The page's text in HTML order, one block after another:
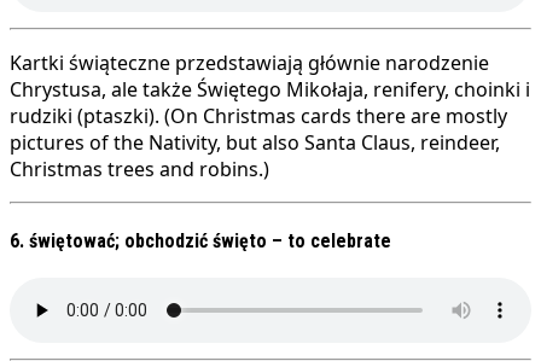
Kartki świąteczne przedstawiają głównie narodzenie
Chrystusa, ale także Świętego Mikołaja, renifery, choinki i
rudziki (ptaszki). (On Christmas cards there are mostly
pictures of the Nativity, but also Santa Claus, reindeer,
Christmas trees and robins.)
6. świętować; obchodzić święto – to celebrate